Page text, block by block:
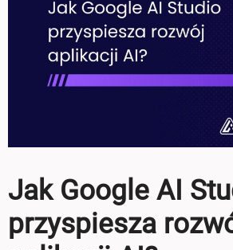
Jak Google AI
przyspiesza